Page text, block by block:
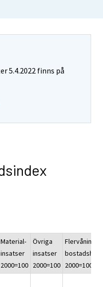
5.4.2022 finns på
Material-
insatser
2000=100
Övriga
insatser
2000=100
Flervånings-
bostadshus
2000=100